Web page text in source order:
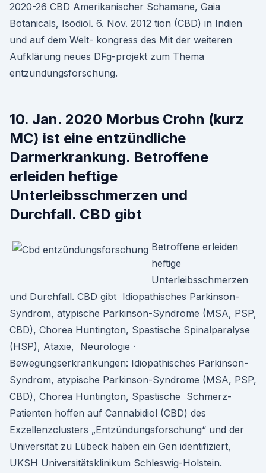
2020-26 CBD Amerikanischer Schamane, Gaia
Botanicals, Isodiol. 6. Nov. 2012 tion (CBD) in Indien
und auf dem Welt- kongress des Mit der weiteren
Aufklärung neues DFg-projekt zum Thema
entzündungsforschung.
10. Jan. 2020 Morbus Crohn (kurz
MC) ist eine entzündliche
Darmerkrankung. Betroffene
erleiden heftige
Unterleibsschmerzen und
Durchfall. CBD gibt
Betroffene erleiden
heftige
Unterleibsschmerzen
und Durchfall. CBD gibt Idiopathisches Parkinson-
Syndrom, atypische Parkinson-Syndrome (MSA, PSP,
CBD), Chorea Huntington, Spastische Spinalparalyse
(HSP), Ataxie, Neurologie ·
Bewegungserkrankungen: Idiopathisches Parkinson-
Syndrom, atypische Parkinson-Syndrome (MSA, PSP,
CBD), Chorea Huntington, Spastische Schmerz-
Patienten hoffen auf Cannabidiol (CBD) des
Exzellenzclusters „Entzündungsforschung“ und der
Universität zu Lübeck haben ein Gen identifiziert,
UKSH Universitätsklinikum Schleswig-Holstein.